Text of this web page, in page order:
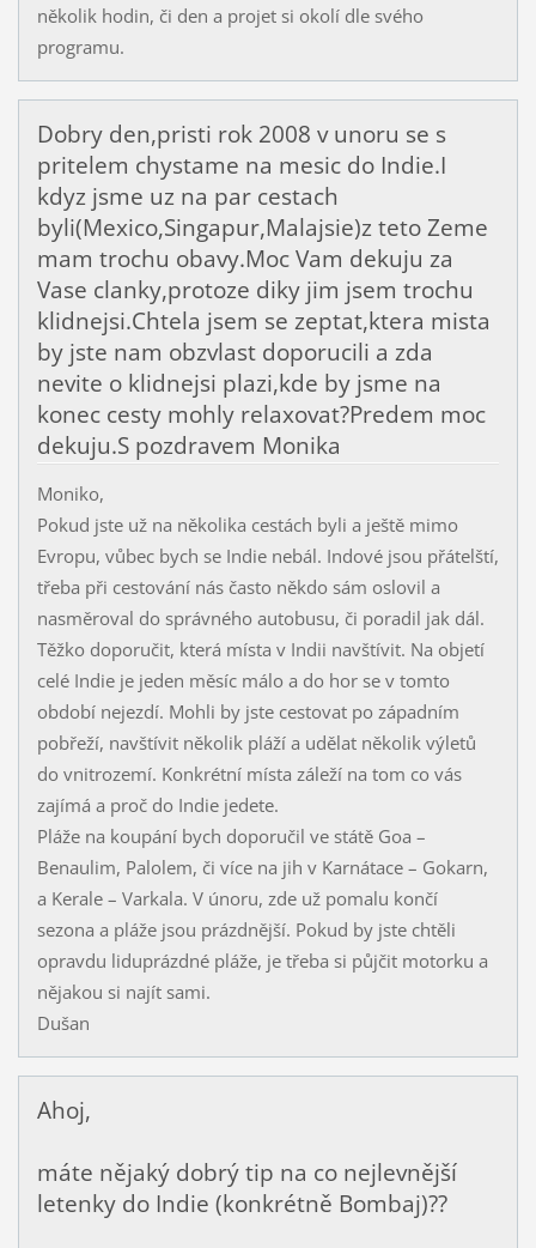
několik hodin, či den a projet si okolí dle svého
programu.
Dobry den,pristi rok 2008 v unoru se s
pritelem chystame na mesic do Indie.I
kdyz jsme uz na par cestach
byli(Mexico,Singapur,Malajsie)z teto Zeme
mam trochu obavy.Moc Vam dekuju za
Vase clanky,protoze diky jim jsem trochu
klidnejsi.Chtela jsem se zeptat,ktera mista
by jste nam obzvlast doporucili a zda
nevite o klidnejsi plazi,kde by jsme na
konec cesty mohly relaxovat?Predem moc
dekuju.S pozdravem Monika
Moniko,
Pokud jste už na několika cestách byli a ještě mimo
Evropu, vůbec bych se Indie nebál. Indové jsou přátelští,
třeba při cestování nás často někdo sám oslovil a
nasměroval do správného autobusu, či poradil jak dál.
Těžko doporučit, která místa v Indii navštívit. Na objetí
celé Indie je jeden měsíc málo a do hor se v tomto
období nejezdí. Mohli by jste cestovat po západním
pobřeží, navštívit několik pláží a udělat několik výletů
do vnitrozemí. Konkrétní místa záleží na tom co vás
zajímá a proč do Indie jedete.
Pláže na koupání bych doporučil ve státě Goa –
Benaulim, Palolem, či více na jih v Karnátace – Gokarn,
a Kerale – Varkala. V únoru, zde už pomalu končí
sezona a pláže jsou prázdnější. Pokud by jste chtěli
opravdu liduprázdné pláže, je třeba si půjčit motorku a
nějakou si najít sami.
Dušan
Ahoj,
máte nějaký dobrý tip na co nejlevnější
letenky do Indie (konkrétně Bombaj)??